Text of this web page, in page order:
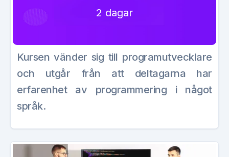
2 dagar
Kursen vänder sig till programutvecklare
och utgår från att deltagarna har
erfarenhet av programmering i något
språk.